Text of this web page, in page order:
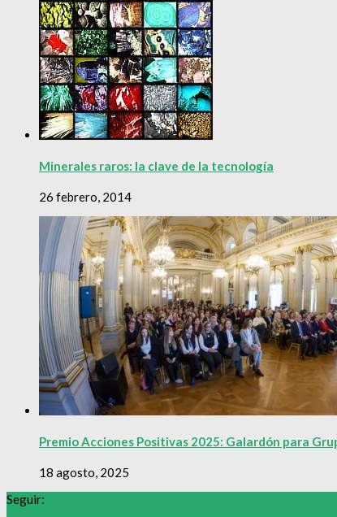
Minerales raros: la clave de la tecnología
26 febrero, 2014
Premio Acciones Positivas 2025: Galardón para
18 agosto, 2025
Seguir: